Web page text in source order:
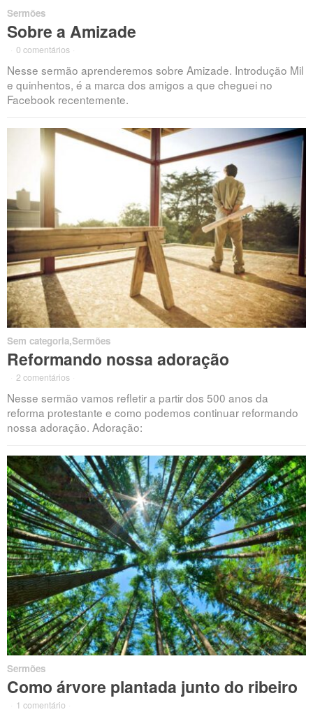
Sermões
Sobre a Amizade
0 comentários
Nesse sermão aprenderemos sobre Amizade. Introdução Mil
e quinhentos, é a marca dos amigos a que cheguei no
Facebook recentemente.
Sem categoria,Sermões
Reformando nossa adoração
2 comentários
Nesse sermão vamos refletir a partir dos 500 anos da
reforma protestante e como podemos continuar reformando
nossa adoração. Adoração:
Sermões
Como árvore plantada junto do ribeiro
1 comentário